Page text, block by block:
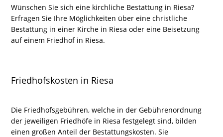
Wünschen Sie sich eine kirchliche Bestattung in Riesa?
Erfragen Sie Ihre Möglichkeiten über eine christliche
Bestattung in einer Kirche in Riesa oder eine Beisetzung
auf einem Friedhof in Riesa.
Friedhofskosten in Riesa
Die Friedhofsgebühren, welche in der Gebührenordnung
der jeweiligen Friedhöfe in Riesa festgelegt sind, bilden
einen großen Anteil der Bestattungskosten. Sie